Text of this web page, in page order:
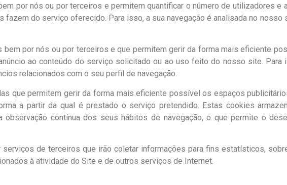
por nós ou por terceiros e permitem quantificar o número de utilizadores e
do serviço oferecido. Para isso, a sua navegação é analisada no nosso
bem por nós ou por terceiros e que permitem gerir da forma mais eficiente
ao conteúdo do serviço solicitado ou ao uso feito do nosso site. Para
relacionados com o seu perfil de navegação.
que permitem gerir da forma mais eficiente possível os espaços
a partir da qual é prestado o serviço pretendido. Estas cookies
contínua dos seus hábitos de navegação, o que permite o
de terceiros que irão coletar informações para fins estatísticos,
à atividade do Site e de outros serviços de Internet.